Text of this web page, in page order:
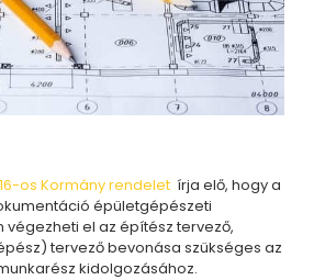
os Kormány rendelet írja elő, hogy a
épületgépészeti
végezheti el az építész tervező,
tervező bevonása szükséges az
kidolgozásához.